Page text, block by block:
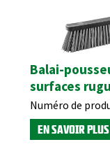
Balai-
surfaces
Numéro de
EN SAVOIR PLUS